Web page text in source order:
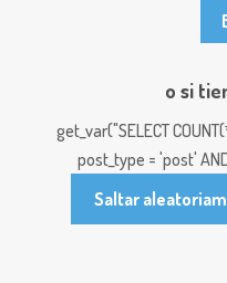
o si
get_var("SELECT
post_type = 'post'
Saltar